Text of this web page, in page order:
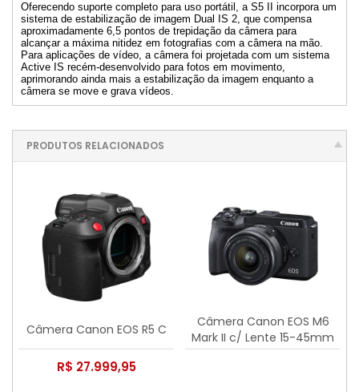
Oferecendo suporte completo para uso portátil, a S5 II incorpora um
sistema de estabilização de imagem Dual IS 2, que compensa
aproximadamente 6,5 pontos de trepidação da câmera para
alcançar a máxima nitidez em fotografias com a câmera na mão.
Para aplicações de vídeo, a câmera foi projetada com um sistema
Active IS recém-desenvolvido para fotos em movimento,
aprimorando ainda mais a estabilização da imagem enquanto a
câmera se move e grava vídeos.
PRODUTOS RELACIONADOS
Câmera Canon EOS R5 C
R$ 27.999,95
Câmera Canon EOS M6
Mark II c/ Lente 15-45mm
3.5-6.3 IS STM